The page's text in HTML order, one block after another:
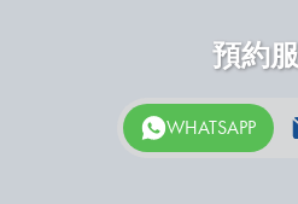
預約
WHATSAPP